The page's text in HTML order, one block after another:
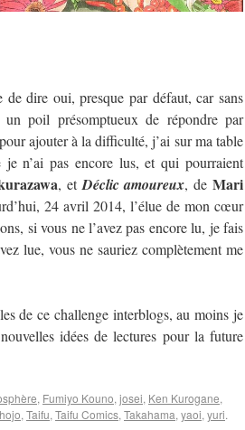
dire oui, presque par défaut, car sans
poil présomptueux de répondre par
ajouter à la difficulté, j’ai sur ma table
n’ai pas encore lus, et qui pourraient
, etDéclic amoureux, deMari
24 avril 2014, l’élue de mon cœur
si vous ne l’avez pas encore lu, je fais
lue, vous ne sauriez complètement me
de ce challenge interblogs, au moins je
idées de lectures pour la future
, Fumiyo Kouno, josei, Ken Kurogane,
, Taifu, Taifu Comics, Takahama, yaoi, yuri.